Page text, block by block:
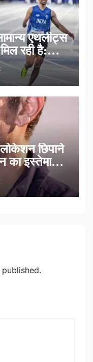
एथलीट्स
रही है:
छिपाने
का इस्तेमाल,